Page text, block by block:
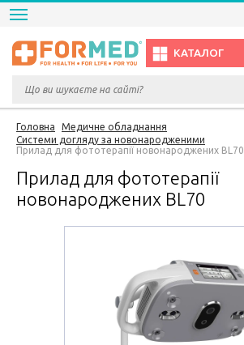
КАТАЛОГ
Головна
Медичне обладнання
Системи догляду за новонародженими
Прилад для фототерапії новонароджених BL70
Прилад для фототерапії
новонароджених BL70